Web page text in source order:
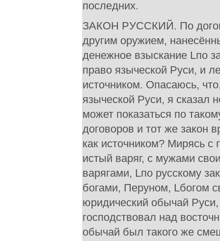
последних.
ЗАКОН РУССКИЙ. По
другим оружием,
денежное взыскание Lпо
право языческой Руси, и
источником. Опасаюсь,
языческой Руси, я сказал
может показаться по
договоров и тот же закон
как источником? Мирясь с
истый варяг, с мужами
варягами, Lпо русскому
богами, Перуном, Lбогом
юридический обычай
господствовал над
обычай был такого же